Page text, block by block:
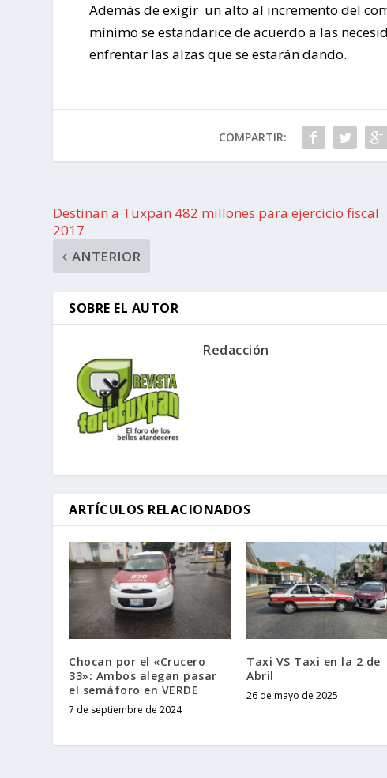
Además de exigir un alto al incremento del
mínimo se estandarice de acuerdo a las
enfrentar las alzas que se estarán dando.
COMPARTIR:
Destinan a Tuxpan 482 millones para ejercicio fiscal
2017
ANTERIOR
SOBRE EL AUTOR
Redacción
ARTÍCULOS RELACIONADOS
Chocan por el «Crucero
33»: Ambos alegan pasar
el semáforo en VERDE
7 de septiembre de 2024
Taxi VS Taxi en la 2 de
Abril
26 de mayo de 2025